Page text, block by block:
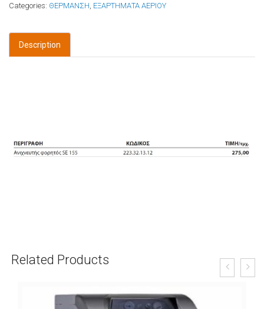
Categories: ΘΕΡΜΑΝΣΗ ΕΞΑΡΤΗΜΑΤΑ ΑΕΡΙΟΥ
Description
Related Products